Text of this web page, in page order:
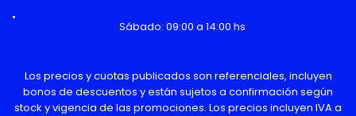
Sábado: 09:00 a 14:00 hs
Los precios y cuotas publicados son referenciales, incluyen
bonos de descuentos y están sujetos a confirmación según
stock y vigencia de las promociones. Los precios incluyen IVA a